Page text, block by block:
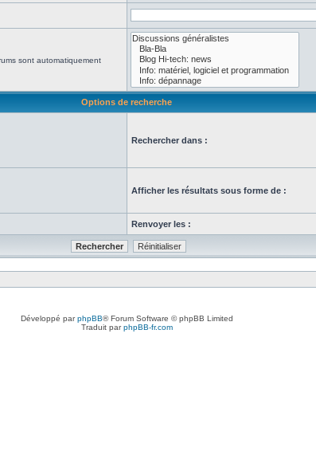
sont automatiquement
Options de recherche
Rechercher dans :
Afficher les résultats sous forme de :
Renvoyer les :
Développé parphpBB® Forum Software © phpBB Limited
Traduit parphpBB-fr.com